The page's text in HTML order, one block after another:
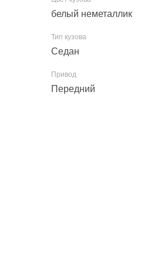
белый неметаллик
Седан
Передний